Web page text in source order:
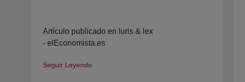
Artículo publicado en Iuris & lex
- elEconomista.es
Seguir Leyendo